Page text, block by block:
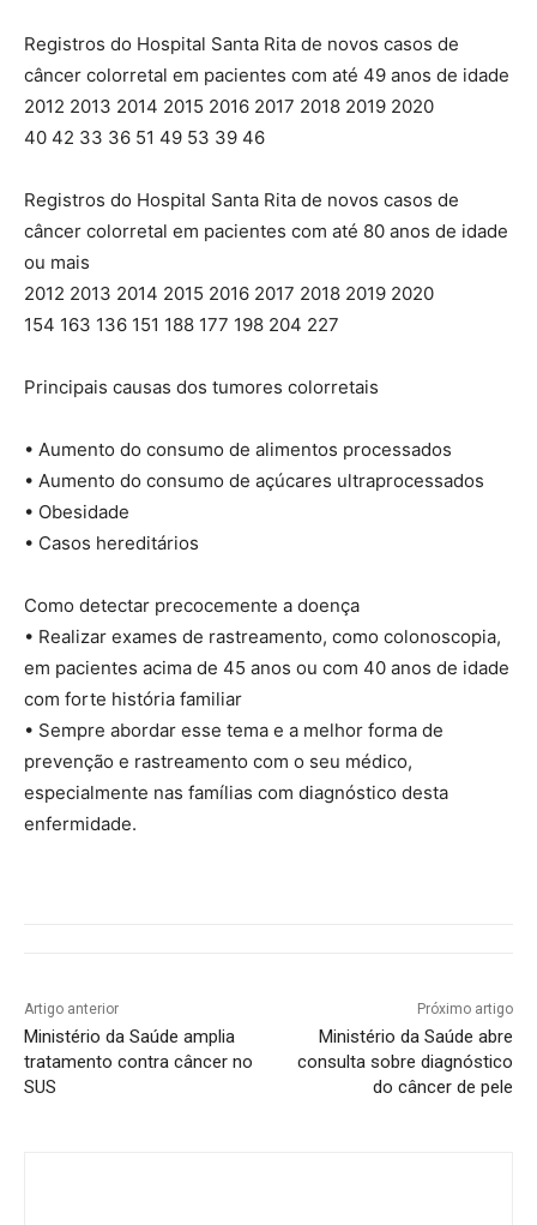
Registros do Hospital Santa Rita de novos casos de
câncer colorretal em pacientes com até 49 anos de idade
2012 2013 2014 2015 2016 2017 2018 2019 2020
40 42 33 36 51 49 53 39 46
Registros do Hospital Santa Rita de novos casos de
câncer colorretal em pacientes com até 80 anos de idade
ou mais
2012 2013 2014 2015 2016 2017 2018 2019 2020
154 163 136 151 188 177 198 204 227
Principais causas dos tumores colorretais
• Aumento do consumo de alimentos processados
• Aumento do consumo de açúcares ultraprocessados
• Obesidade
• Casos hereditários
Como detectar precocemente a doença
• Realizar exames de rastreamento, como colonoscopia,
em pacientes acima de 45 anos ou com 40 anos de idade
com forte história familiar
• Sempre abordar esse tema e a melhor forma de
prevenção e rastreamento com o seu médico,
especialmente nas famílias com diagnóstico desta
enfermidade.
Artigo anterior
Ministério da Saúde amplia
tratamento contra câncer no
SUS
Próximo artigo
Ministério da Saúde abre
consulta sobre diagnóstico
do câncer de pele